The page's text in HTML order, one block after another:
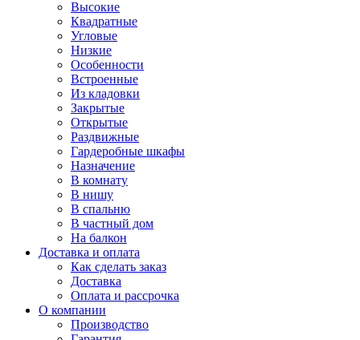
Высокие
Квадратные
Угловые
Низкие
Особенности
Встроенные
Из кладовки
Закрытые
Открытые
Раздвижные
Гардеробные шкафы
Назначение
В комнату
В нишу
В спальню
В частный дом
На балкон
Доставка и оплата
Как сделать заказ
Доставка
Оплата и рассрочка
О компании
Производство